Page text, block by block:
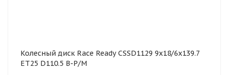
Колесный диск Race Ready CSSD1129 9x18/6x139.7
ET25 D110.5 B-P/M